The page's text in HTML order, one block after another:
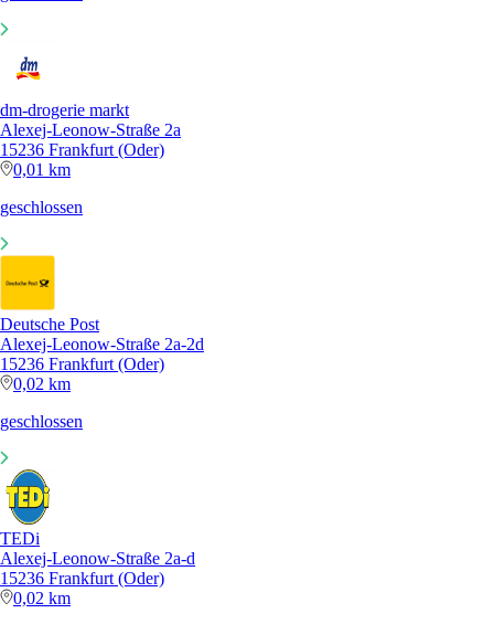
dm-drogerie markt
Alexej-Leonow-Straße 2a
15236 Frankfurt (Oder)
0,01 km
geschlossen
Deutsche Post
Alexej-Leonow-Straße 2a-2d
15236 Frankfurt (Oder)
0,02 km
geschlossen
TEDi
Alexej-Leonow-Straße 2a-d
15236 Frankfurt (Oder)
0,02 km